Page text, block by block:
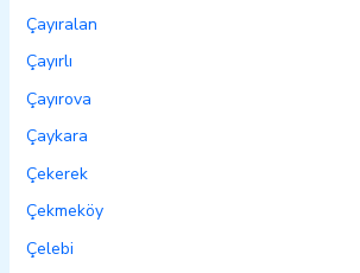
Çayıralan
Çayırlı
Çayırova
Çaykara
Çekerek
Çekmeköy
Çelebi